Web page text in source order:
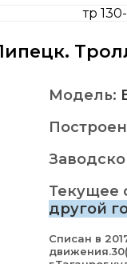
Модель:
Текущее
другой
Списан в